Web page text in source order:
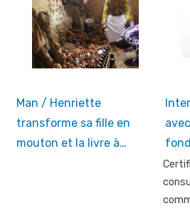
Man / Henriette
transforme sa fille en
mouton et la livre à…